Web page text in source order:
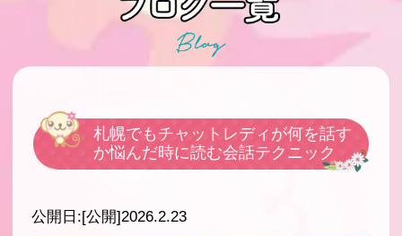
札幌でもチャットレディが何を話す
か悩んだ時に読む会話テクニック
公開日:[公開]2026.2.23